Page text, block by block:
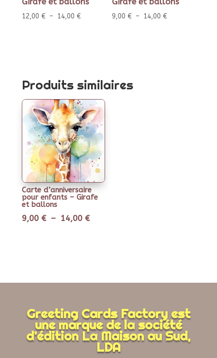
12,00 € – 14,00 €Plage
14,00 €
9,00 € – 14,00 €Plage
Produits similaires
Carte d’anniversaire
pour enfants – Girafe
et ballons
9,00 € – 14,00 €Plage
14,00 €
Greeting Cards Factory est
une marque de la société
d’édition La Maison au Sud,
LDA